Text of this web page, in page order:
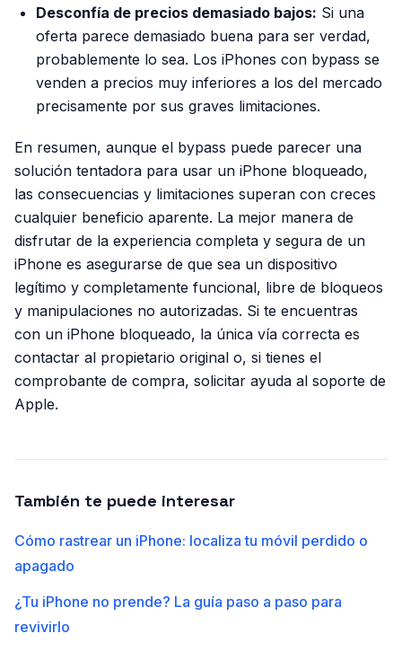
Desconfía de precios demasiado bajos: Si una
oferta parece demasiado buena para ser verdad,
probablemente lo sea. Los iPhones con bypass se
venden a precios muy inferiores a los del mercado
precisamente por sus graves limitaciones.
En resumen, aunque el bypass puede parecer una
solución tentadora para usar un iPhone bloqueado,
las consecuencias y limitaciones superan con creces
cualquier beneficio aparente. La mejor manera de
disfrutar de la experiencia completa y segura de un
iPhone es asegurarse de que sea un dispositivo
legítimo y completamente funcional, libre de bloqueos
y manipulaciones no autorizadas. Si te encuentras
con un iPhone bloqueado, la única vía correcta es
contactar al propietario original o, si tienes el
comprobante de compra, solicitar ayuda al soporte de
Apple.
También te puede interesar
Cómo rastrear un iPhone: localiza tu móvil perdido o
apagado
¿Tu iPhone no prende? La guía paso a paso para
revivirlo